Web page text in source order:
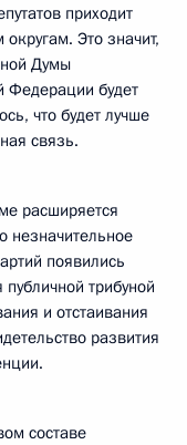
приходит
Это значит,
Думы
Федерации будет
что будет лучше
связь.
расширяется
незначительное
появились
трибуной
и отстаивания
развития
составе